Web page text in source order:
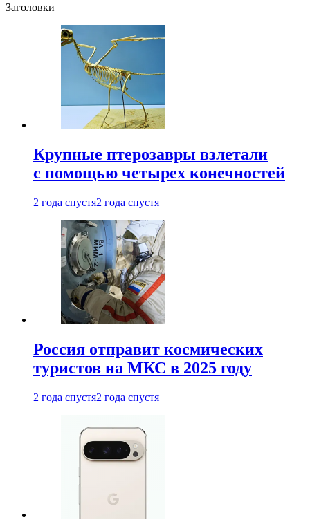
Заголовки
Крупные птерозавры взлетали
с помощью четырех конечностей
2 года спустя2 года спустя
Россия отправит космических
туристов на МКС в 2025 году
2 года спустя2 года спустя